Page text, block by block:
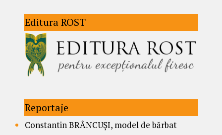
Editura ROST
Reportaje
Constantin BRÂNCUȘI, model de bărbat